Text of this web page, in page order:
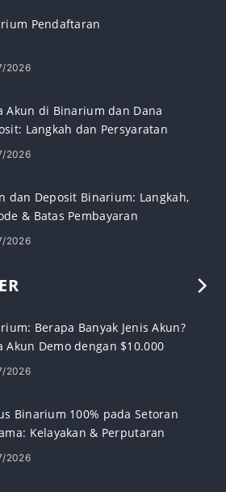
Pendaftaran
2026
Akun di Binarium dan Dana
Langkah dan Persyaratan
2026
dan Deposit Binarium: Langkah,
& Batas Pembayaran
2026
Berapa Banyak Jenis Akun?
Akun Demo dengan $10.000
2026
Binarium 100% pada Setoran
Kelayakan & Perputaran
2026